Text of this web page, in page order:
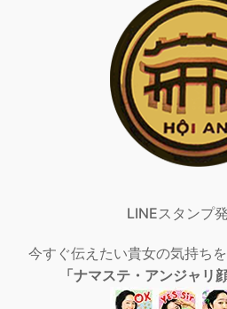
LINEスタンプ
今すぐ伝えたい貴女の気持ち
「ナマステ・アンジャリ